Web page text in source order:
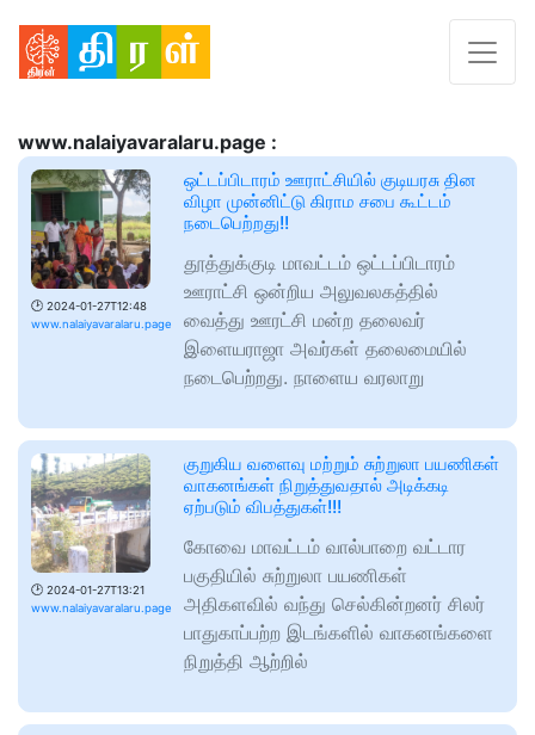
www.nalaiyavaralaru.page :
🕑 2024-01-27T12:48
www.nalaiyavaralaru.page
ஒட்டப்பிடாரம் ஊராட்சியில் குடியரசு தின
விழா முன்னிட்டு கிராம சபை கூட்டம்
நடைபெற்றது!!
தூத்துக்குடி மாவட்டம் ஒட்டப்பிடாரம்
ஊராட்சி ஒன்றிய அலுவலகத்தில்
வைத்து ஊரட்சி மன்ற தலைவர்
இளையராஜா அவர்கள் தலைமையில்
நடைபெற்றது. நாளைய வரலாறு
🕑 2024-01-27T13:21
www.nalaiyavaralaru.page
குறுகிய வளைவு மற்றும் சுற்றுலா பயணிகள்
வாகனங்கள் நிறுத்துவதால் அடிக்கடி
ஏற்படும் விபத்துகள்!!!
கோவை மாவட்டம் வால்பாறை வட்டார
பகுதியில் சுற்றுலா பயணிகள்
அதிகளவில் வந்து செல்கின்றனர் சிலர்
பாதுகாப்பற்ற இடங்களில் வாகனங்களை
நிறுத்தி ஆற்றில்